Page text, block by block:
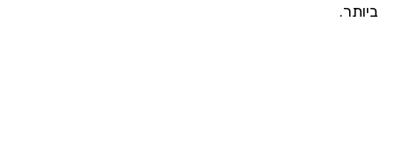
ביותר.